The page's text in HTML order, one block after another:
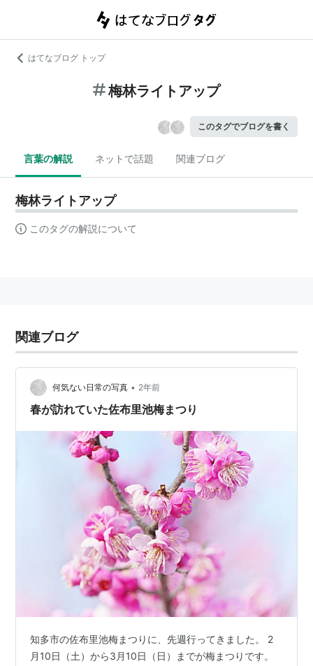
はてなブログ トップ
梅林ライトアップ
このタグでブログを書く
言葉の解説 ネットで話題 関連ブログ
梅林ライトアップ
このタグの解説について
関連ブログ
何気ない日常の写真 • 2年前
春が訪れていた佐布里池梅まつり
知多市の佐布里池梅まつりに、先週行ってきました。 2
月10日（土）から3月10日（日）までが梅まつりです。